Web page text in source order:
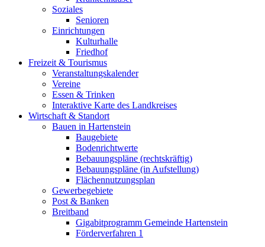
Soziales
Senioren
Einrichtungen
Kulturhalle
Friedhof
Freizeit & Tourismus
Veranstaltungskalender
Vereine
Essen & Trinken
Interaktive Karte des Landkreises
Wirtschaft & Standort
Bauen in Hartenstein
Baugebiete
Bodenrichtwerte
Bebauungspläne (rechtskräftig)
Bebauungspläne (in Aufstellung)
Flächennutzungsplan
Gewerbegebiete
Post & Banken
Breitband
Gigabitprogramm Gemeinde Hartenstein
Förderverfahren 1